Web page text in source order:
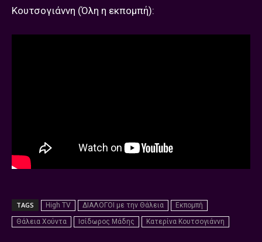
Κουτσογιάννη (Όλη η εκπομπή):
TAGS High TV ΔΙΑΛΟΓΟΙ με την Θάλεια
Εκπομπή
Θάλεια Χούντα
Ισίδωρος Μάδης Κατερίνα Κουτσογιάννη